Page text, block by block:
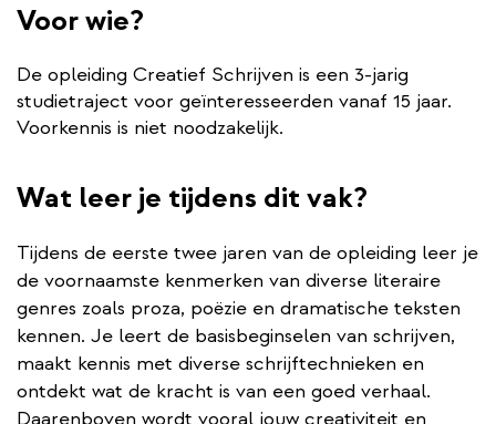
Voor wie?
De opleiding Creatief Schrijven is een 3-jarig
studietraject voor geïnteresseerden vanaf 15 jaar.
Voorkennis is niet noodzakelijk.
Wat leer je tijdens dit vak?
Tijdens de eerste twee jaren van de opleiding leer je
de voornaamste kenmerken van diverse literaire
genres zoals proza, poëzie en dramatische teksten
kennen. Je leert de basisbeginselen van schrijven,
maakt kennis met diverse schrijftechnieken en
ontdekt wat de kracht is van een goed verhaal.
Daarenboven wordt vooral jouw creativiteit en